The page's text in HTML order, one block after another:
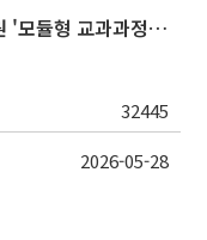
SNU Inno-Edu 프로젝트 보건대학원 '모듈형 교과과정' 안내(revised 2022/2/28)
32445
2026-05-28